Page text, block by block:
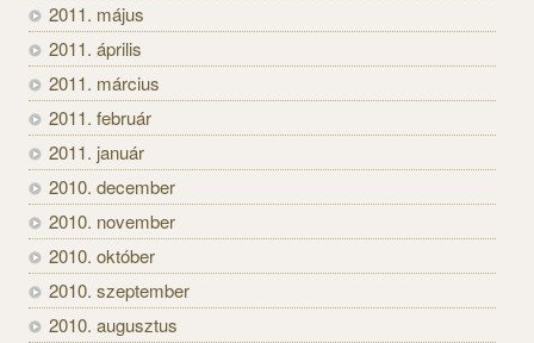
2011. május
2011. április
2011. március
2011. február
2011. január
2010. december
2010. november
2010. október
2010. szeptember
2010. augusztus